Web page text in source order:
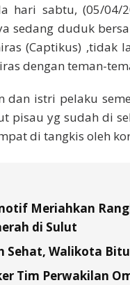
hari sabtu, (05/
sedang duduk
(Captikus) ,tidak
dengan teman-
dan istri pelaku
pisau yg sudah di
di tangkis oleh
Meriahkan
di Sulut
Sehat, Walikota
Tim Perwakilan